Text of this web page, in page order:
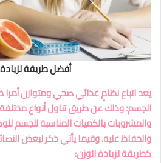
أفضل طريقة
يعد اتباع نظامٍ غذائي صحي ومتوازن
الجسم؛ وذلك عن طريق تناول أنواع
والمشروبات بالكميات المناسبة للجسم
والحفاظ عليه. وفيما يأتي ذكر لبعض
كطريقة لزيادة الوزن: